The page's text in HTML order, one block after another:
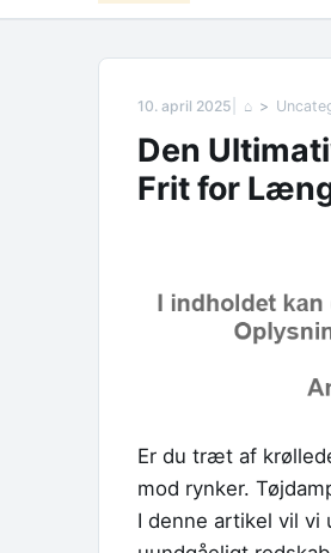
10. april 2025 ⌂
Den
Frit for
Er du træt af
mod rynker.
I denne artikel vil vi